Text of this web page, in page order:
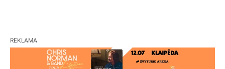
REKLAMA